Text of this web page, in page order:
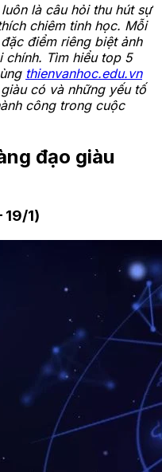
là câu hỏi thu hút sự
chiêm tinh học. Mỗi
điểm riêng biệt ảnh
chính. Tìm hiểu top 5
thienvanhoc.edu.vn
có và những yếu tố
công trong cuộc
đạo giàu
1)